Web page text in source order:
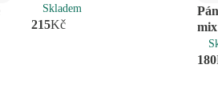
Skladem
215Kč
180